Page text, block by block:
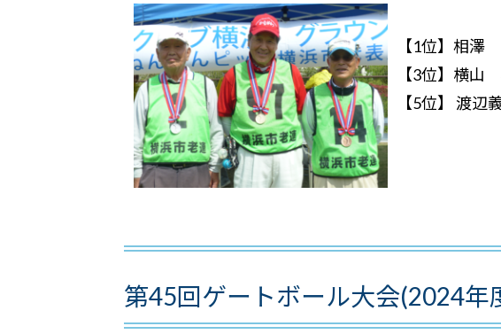
【1位】相
【3位】横
【5位】 渡
第45回ゲートボール大会(2024年